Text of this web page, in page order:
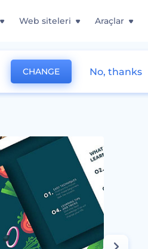
Web siteleri Araçlar
CHANGE No, thanks